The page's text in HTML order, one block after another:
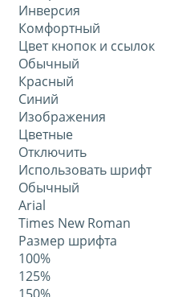
Инверсия
Комфортный
Цвет кнопок и ссылок
Обычный
Красный
Синий
Изображения
Цветные
Отключить
Использовать шрифт
Обычный
Arial
Times New Roman
Размер шрифта
100%
125%